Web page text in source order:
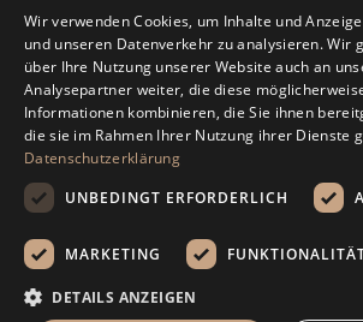
Amagard.com (Kranendonk B.V.) Alle
Wir verwenden Cookies, um Inhalte und
und unseren Datenverkehr zu analysieren. Wir
über Ihre Nutzung unserer Website auch an
Analysepartner weiter, die diese
Informationen kombinieren, die Sie ihnen
die sie im Rahmen Ihrer Nutzung ihrer Dienste
Datenschutzerklärung
UNBEDINGT ERFORDERLICH
MARKETING
DETAILS ANZEIGEN